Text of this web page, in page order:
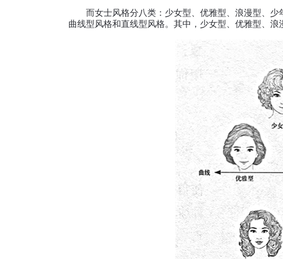
而女士风格分八类：少女型、优雅型、浪漫型、少
曲线型风格和直线型风格。其中，少女型、优雅型、浪